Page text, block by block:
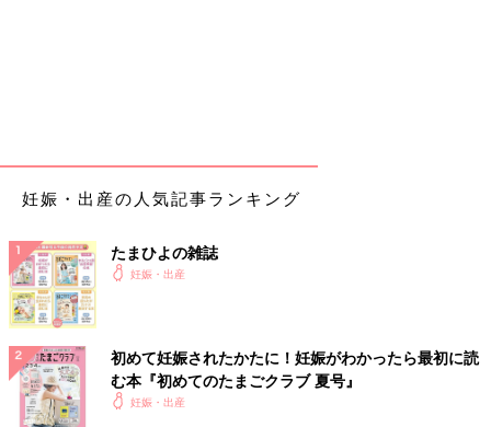
妊娠・出産の人気記事ランキング
たまひよの雑誌
妊娠・出産
初めて妊娠されたかたに！妊娠がわかったら最初に読
む本『初めてのたまごクラブ 夏号』
妊娠・出産